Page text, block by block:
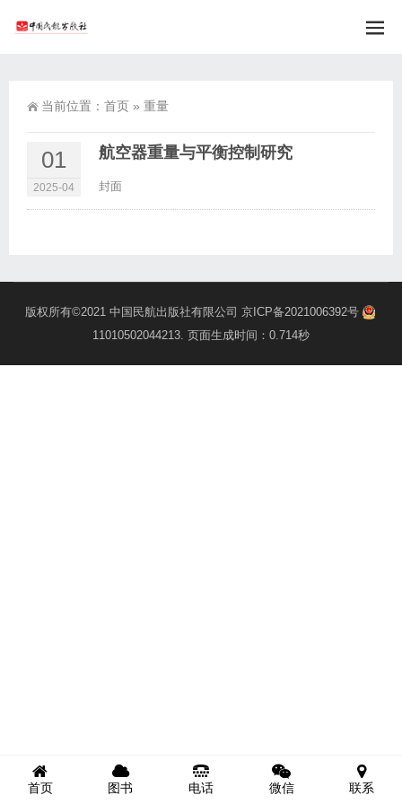
当前位置： 首页 » 重量
01
2025-04
航空器重量与平衡控制研究
封面
版权所有©2021 中国民航出版社有限公司 京ICP备2021006392号
11010502044213. 页面生成时间：0.714秒
首页 图书 电话 微信 联系